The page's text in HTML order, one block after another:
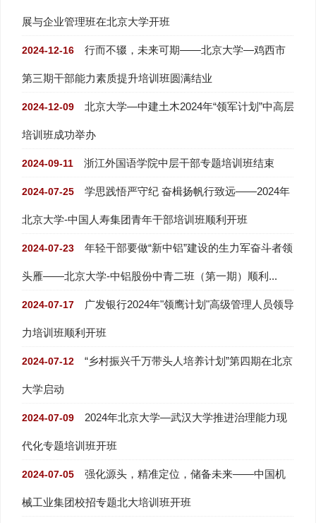
展与企业管理班在北京大学开班
2024-12-16 行而不辍，未来可期——北京大学—鸡西市
第三期干部能力素质提升培训班圆满结业
2024-12-09 北京大学—中建土木2024年“领军计划”中高层
培训班成功举办
2024-09-11 浙江外国语学院中层干部专题培训班结束
2024-07-25 学思践悟严守纪 奋楫扬帆行致远——2024年
北京大学-中国人寿集团青年干部培训班顺利开班
2024-07-23 年轻干部要做“新中铝”建设的生力军奋斗者领
头雁——北京大学-中铝股份中青二班（第一期）顺利...
2024-07-17 广发银行2024年"领鹰计划"高级管理人员领导
力培训班顺利开班
2024-07-12 “乡村振兴千万带头人培养计划”第四期在北京
大学启动
2024-07-09 2024年北京大学—武汉大学推进治理能力现
代化专题培训班开班
2024-07-05 强化源头，精准定位，储备未来——中国机
械工业集团校招专题北大培训班开班